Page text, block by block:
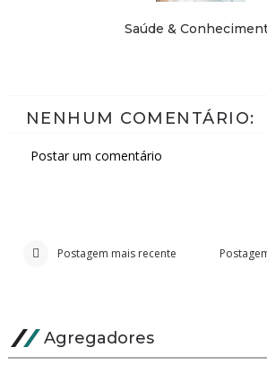
Saúde &
NENHUM COMENTÁRIO:
Postar um comentário
Postagem mais recente
Agregadores